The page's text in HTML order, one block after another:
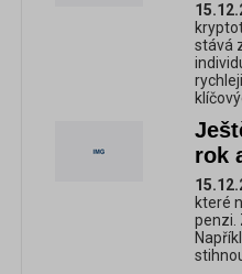
stává
rok
které
penzi.